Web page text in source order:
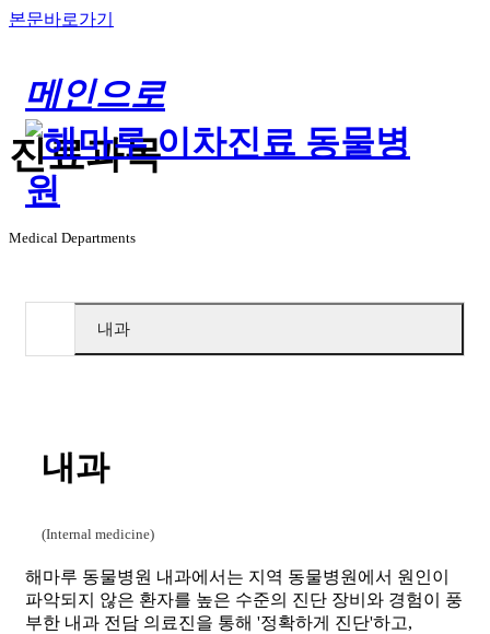
본문바로가기
메인으로
진료과목
Medical Departments
내과
내과
(Internal medicine)
해마루 동물병원 내과에서는 지역 동물병원에서 원인이
파악되지 않은 환자를 높은 수준의 진단 장비와 경험이 풍
부한 내과 전담 의료진을 통해 '정확하게 진단'하고,